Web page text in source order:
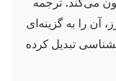
آن را به گزینه‌ای
تبدیل کرده